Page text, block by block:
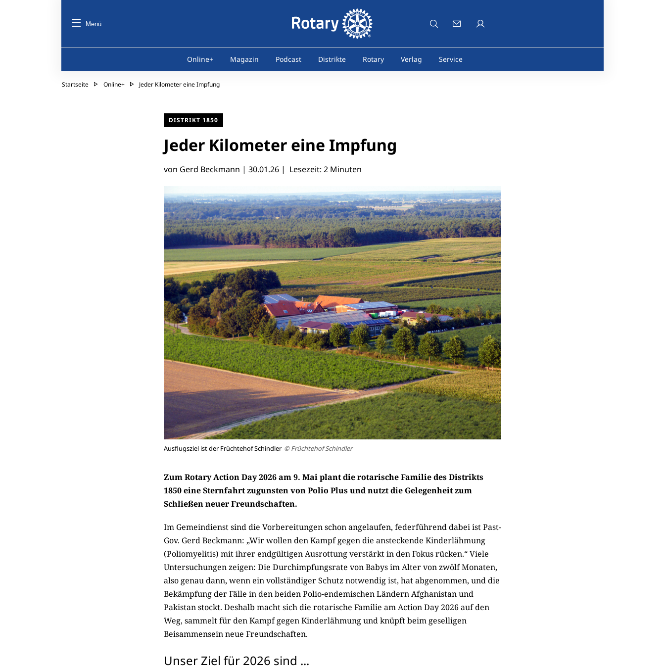
Menü
Online+ Magazin Podcast Distrikte Rotary Verlag Service
Startseite Online+ Jeder Kilometer eine Impfung
DISTRIKT 1850
Jeder Kilometer eine Impfung
von Gerd Beckmann | 30.01.26| Lesezeit: 2 Minuten
Ausflugsziel ist der Früchtehof Schindler © Früchtehof Schindler
Zum Rotary Action Day 2026 am 9. Mai plant die rotarische Familie des Distrikts
1850 eine Sternfahrt zugunsten von Polio Plus und nutzt die Gelegenheit zum
Schließen neuer Freundschaften.
Im Gemeindienst sind die Vorbereitungen schon angelaufen, federführend dabei ist Past-
Gov. Gerd Beckmann: „Wir wollen den Kampf gegen die ansteckende Kinderlähmung
(Poliomyelitis) mit ihrer endgültigen Ausrottung verstärkt in den Fokus rücken.“ Viele
Untersuchungen zeigen: Die Durchimpfungsrate von Babys im Alter von zwölf Monaten,
also genau dann, wenn ein vollständiger Schutz notwendig ist, hat abgenommen, und die
Bekämpfung der Fälle in den beiden Polio-endemischen Ländern Afghanistan und
Pakistan stockt. Deshalb macht sich die rotarische Familie am Action Day 2026 auf den
Weg, sammelt für den Kampf gegen Kinderlähmung und knüpft beim geselligen
Beisammensein neue Freundschaften.
Unser Ziel für 2026 sind ...